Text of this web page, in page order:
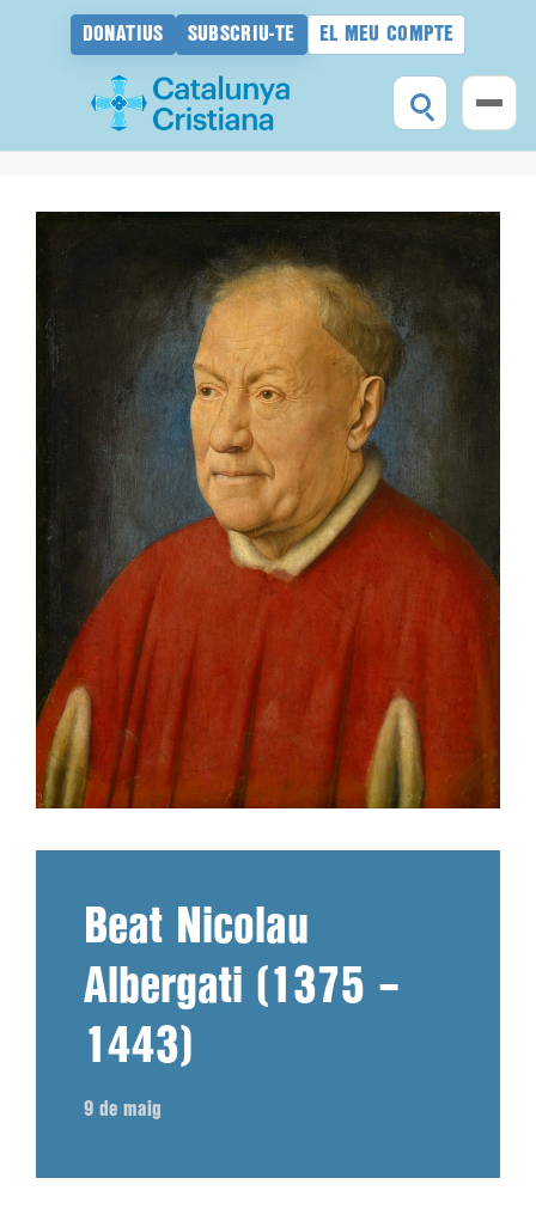
DONATIUS SUBSCRIU-TE EL MEU COMPTE
Beat Nicolau
Albergati (1375 –
1443)
9 de maig